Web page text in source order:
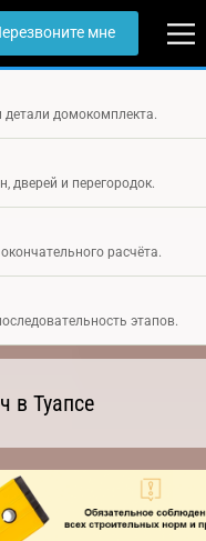
мне
домокомплекта.
дверей и перегородок.
расчёта.
этапов.
в Туапсе